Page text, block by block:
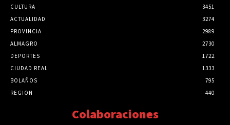
CULTURA
3451
ACTUALIDAD
3274
PROVINCIA
2989
ALMAGRO
2730
DEPORTES
1722
CIUDAD REAL
1333
BOLAÑOS
795
REGION
440
Colaboraciones